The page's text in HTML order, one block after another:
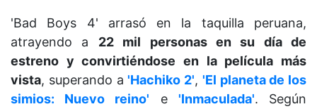
'Bad Boys 4' arrasó en la taquilla peruana,
atrayendo a 22 mil personas en su día de
estreno y convirtiéndose en la película más
vista, superando a'Hachiko 2', 'El planeta de los
simios: Nuevo reino' e 'Inmaculada'. Según